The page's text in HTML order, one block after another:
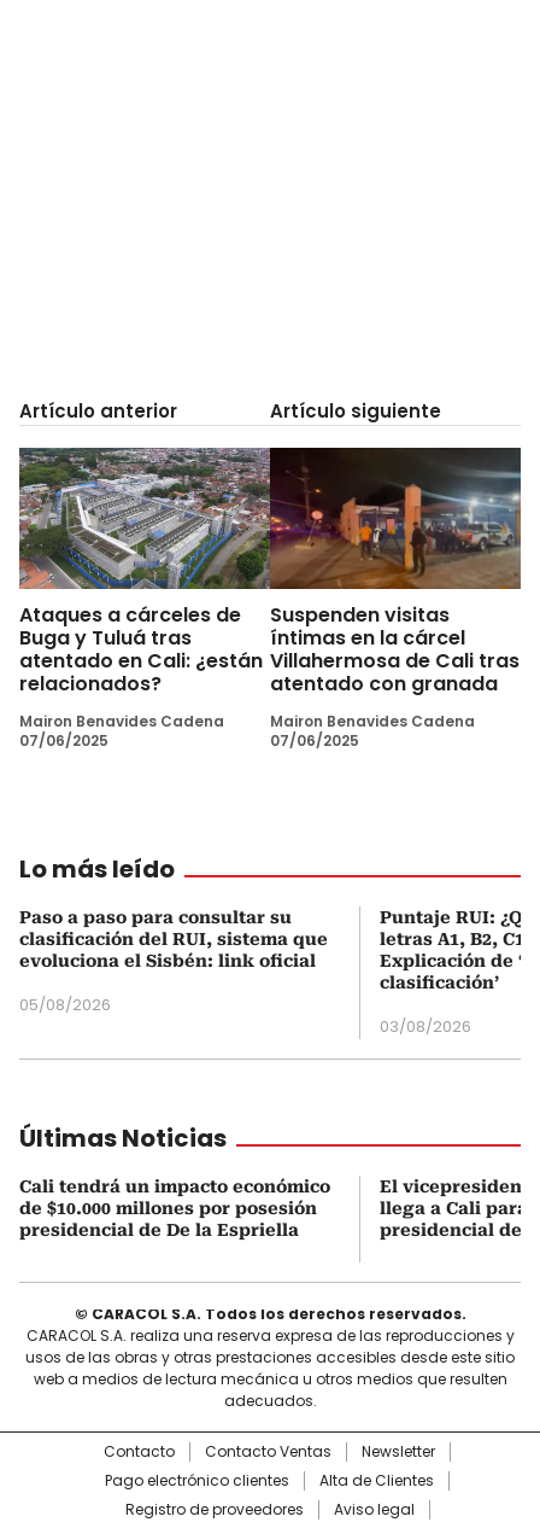
Artículo anterior
Ataques a cárceles de
Buga y Tuluá tras
atentado en Cali: ¿están
relacionados?
Mairon Benavides Cadena
07/06/2025
Artículo siguiente
Suspenden visitas
íntimas en la cárcel
Villahermosa de Cali tras
atentado con granada
Mairon Benavides Cadena
07/06/2025
Lo más leído
Paso a paso para consultar su
clasificación del RUI, sistema que
evoluciona el Sisbén: link oficial
05/08/2026
Puntaje RUI:
letras A1, B2, C1
Explicación de
clasificación’
03/08/2026
Últimas Noticias
Cali tendrá un impacto económico
de $10.000 millones por posesión
presidencial de De la Espriella
El
llega a Cali para
presidencial de
© CARACOL S.A. Todos los derechos reservados.
CARACOL S.A. realiza una reserva expresa de las reproducciones y
usos de las obras y otras prestaciones accesibles desde este sitio
web a medios de lectura mecánica u otros medios que resulten
adecuados.
Contacto Contacto Ventas
Newsletter
Pago electrónico clientes
Alta de Clientes
Registro de proveedores
Aviso legal